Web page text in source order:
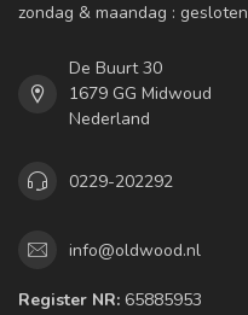
zondag & maandag : gesloten
De Buurt 30
1679 GG Midwoud
Nederland
0229-202292
info@oldwood.nl
Register NR: 65885953